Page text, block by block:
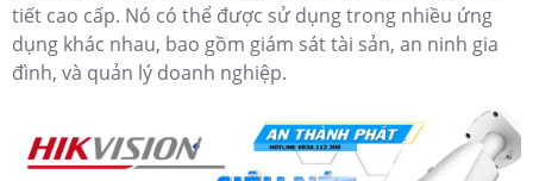
tiết cao cấp. Nó có thể được sử dụng trong nhiều ứng
dụng khác nhau, bao gồm giám sát tài sản, an ninh gia
đình, và quản lý doanh nghiệp.